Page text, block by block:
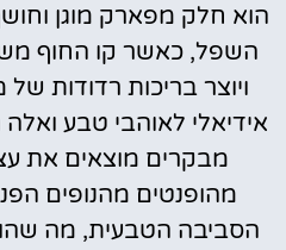
הוא חלק מפארק מוגן
השפל, כאשר קו החוף
ויוצר בריכות רדודות
אידיאלי לאוהבי טבע
מבקרים מוצאים את
מהופנטים מהנופים
הסביבה הטבעית, מה